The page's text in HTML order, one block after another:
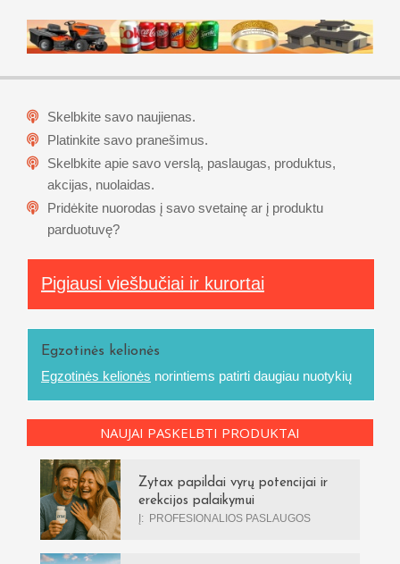
Skelbkite savo naujienas.
Platinkite savo pranešimus.
Skelbkite apie savo verslą, paslaugas, produktus,
akcijas, nuolaidas.
Pridėkite nuorodas į savo svetainę ar į produktu
parduotuvę?
Pigiausi viešbučiai ir kurortai
Egzotinės kelionės
Egzotinės kelionės norintiems patirti daugiau nuotykių
NAUJAI PASKELBTI PRODUKTAI
Zytax papildai vyrų potencijai ir
erekcijos palaikymui
Į: PROFESIONALIOS PASLAUGOS